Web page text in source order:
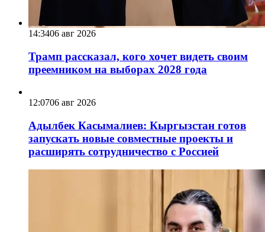
14:3406 авг 2026
Трамп рассказал, кого хочет видеть своим
преемником на выборах 2028 года
12:0706 авг 2026
Адылбек Касымалиев: Кыргызстан готов
запускать новые совместные проекты и
расширять сотрудничество с Россией